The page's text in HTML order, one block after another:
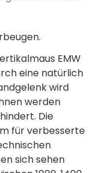
EMW
eine natürlich
wird
werden
Die
für verbesserte
sich sehen